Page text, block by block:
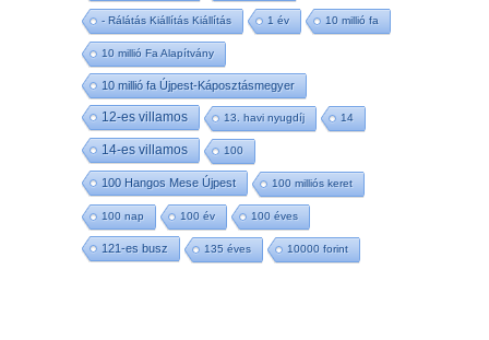
- Rálátás Kiállítás Kiállítás 1 év 10 millió fa
10 millió Fa Alapítvány
10 millió fa Újpest-Káposztásmegyer
12-es villamos 13. havi nyugdíj 14
14-es villamos 100
100 Hangos Mese Újpest 100 milliós keret
100 nap 100 év 100 éves
121-es busz 135 éves 10000 forint